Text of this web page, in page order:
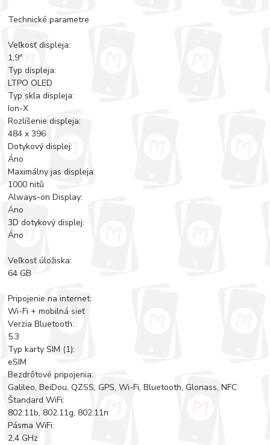
Technické parametre
Veľkosť displeja:
1,9"
Typ displeja:
LTPO OLED
Typ skla displeja:
Ion-X
Rozlíšenie displeja:
484 x 396
Dotykový displej:
Áno
Maximálny jas displeja:
1000 nitů
Always-on Display:
Áno
3D dotykový displej:
Áno
Veľkosť úložiska:
64 GB
Pripojenie na internet:
Wi-Fi + mobilná sieť
Verzia Bluetooth:
5.3
Typ karty SIM (1):
eSIM
Bezdrôtové pripojenia:
Galileo, BeiDou, QZSS, GPS, Wi-Fi, Bluetooth, Glonass, NFC
Štandard WiFi:
802.11b, 802.11g, 802.11n
Pásma WiFi:
2,4 GHz